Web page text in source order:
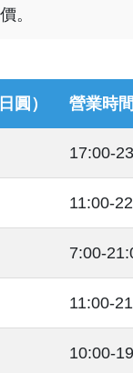
。
圓） 營業時間
17:00-
11:00-
7:00-
11:00-
10:00-